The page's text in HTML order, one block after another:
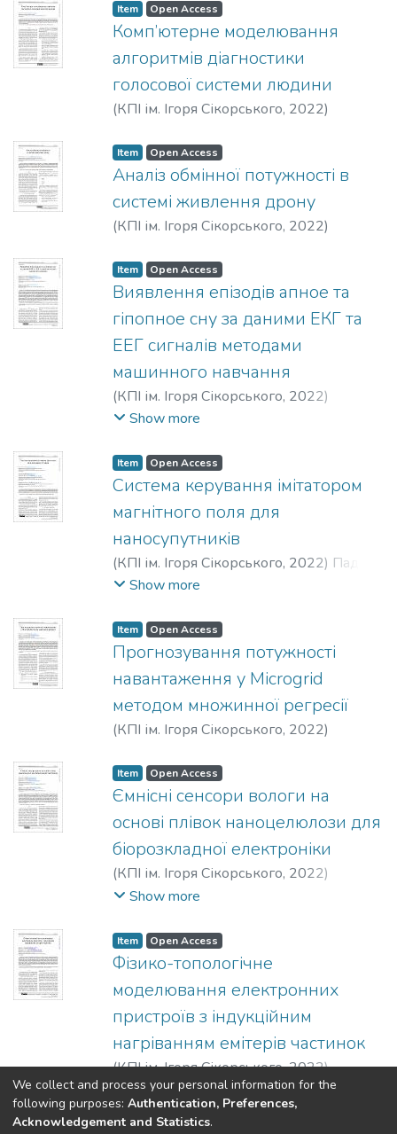
Item Open Access
Комп’ютерне моделювання
алгоритмів діагностики
голосової системи людини
(КПІ ім. Ігоря Сікорського, 2022)
Item Open Access
Аналіз обмінної потужності в
системі живлення дрону
(КПІ ім. Ігоря Сікорського, 2022)
Item Open Access
Виявлення епізодів апное та
гіпопное сну за даними ЕКГ та
ЕЕГ сигналів методами
машинного навчання
(КПІ ім. Ігоря Сікорського, 2022)
Рихальська, А. К.
Show more
Item Open Access
Система керування імітатором
магнітного поля для
наносупутників
(КПІ ім. Ігоря Сікорського, 2022) Падун,
О. М.;Сергєєв, Д. В.
Show more
Item Open Access
Прогнозування потужності
навантаження у Microgrid
методом множинної регресії
(КПІ ім. Ігоря Сікорського, 2022)
Item Open Access
Ємнісні сенсори вологи на
основі плівок наноцелюлози для
біорозкладної електроніки
(КПІ ім. Ігоря Сікорського, 2022)
Лапшуда, В. А.
Show more
Item Open Access
Фізико-топологічне
моделювання електронних
пристроїв з індукційним
нагріванням емітерів частинок
(КПІ ім. Ігоря Сікорського,2022)
Шинкаренко, Н. В.;Майкут, С. О.;
Цибульский, Л. Ю.;Кузьмичєв, А. І.
Show more
We collect and process your personal information for the
following purposes: Authentication, Preferences,
Acknowledgement and Statistics.